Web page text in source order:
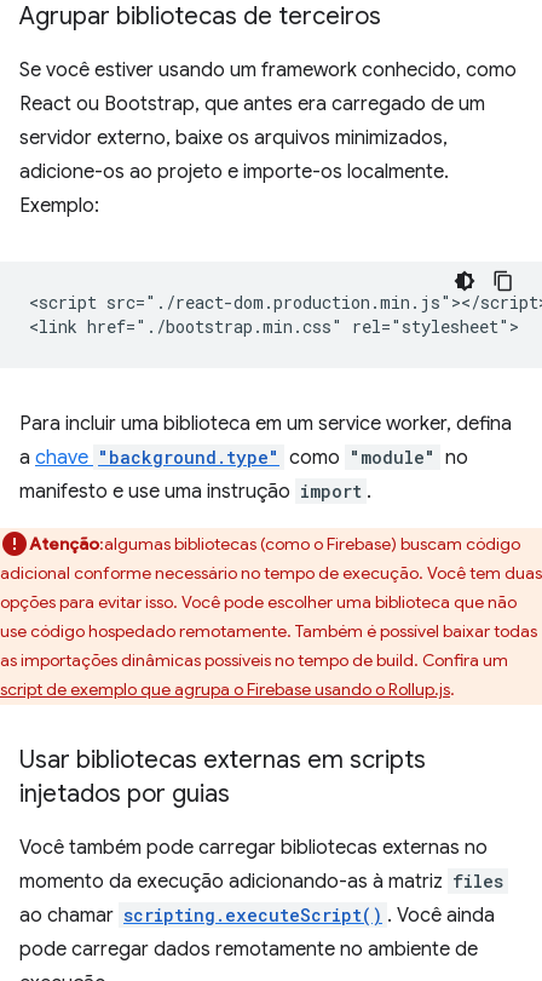
Agrupar bibliotecas de terceiros
Se você estiver usando um framework conhecido, como
React ou Bootstrap, que antes era carregado de um
servidor externo, baixe os arquivos minimizados,
adicione-os ao projeto e importe-os localmente.
Exemplo:
<script src="./react-dom.production.min.js"></
Para incluir uma biblioteca em um service worker, defina
a chave "background.type" como "module" no
manifesto e use uma instrução import .
Atenção:algumas bibliotecas (como o Firebase) buscam código
adicional conforme necessário no tempo de execução. Você tem duas
opções para evitar isso. Você pode escolher uma biblioteca que não
use código hospedado remotamente. Também é possível baixar todas
as importações dinâmicas possíveis no tempo de build. Confira um
script de exemplo que agrupa o Firebase usando o Rollup.js.
Usar bibliotecas externas em scripts
injetados por guias
Você também pode carregar bibliotecas externas no
momento da execução adicionando-as à matriz files
ao chamar scripting.executeScript() . Você ainda
pode carregar dados remotamente no ambiente de